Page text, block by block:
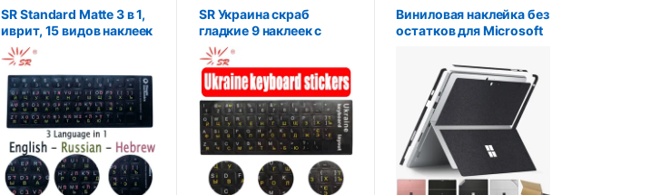
SR Standard Matte 3 в 1,
иврит, 15 видов наклеек
на клавиатуру,
языковая английская,
русская пленка с
буквами для ПК,
аксессуары для
ноутбуков
SR Украина скраб
гладкие 9 наклеек с
защитной пленкой
кнопка макета буквы
для Macbook PC
аксессуары для
ноутбука
компьютерная
клавиатура
Виниловая наклейка без
остатков для Microsoft
8/7/6/5/4/3 Surface Pro
X, задняя крышка,
наклейка на весь
корпус, защита кожи